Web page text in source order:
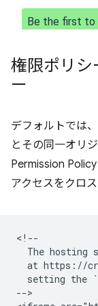
権限ポリ
ー
デフォルトでは
とその同一オリ
Permission Policy
アクセスをクロ
<!--
The hosting
at https://
setting the
-->